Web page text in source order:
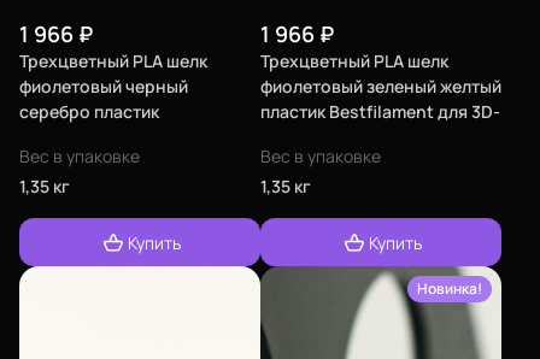
1 966 ₽
Трехцветный PLA шелк
фиолетовый черный
серебро пластик
принтеров 1 кг (1,75 мм)
Вес в упаковке
1,35 кг
Купить
1 966 ₽
Трехцветный PLA шелк
фиолетовый зеленый желтый
пластик Bestfilament для 3D-
Вес в упаковке
1,35 кг
Купить
Новинка!